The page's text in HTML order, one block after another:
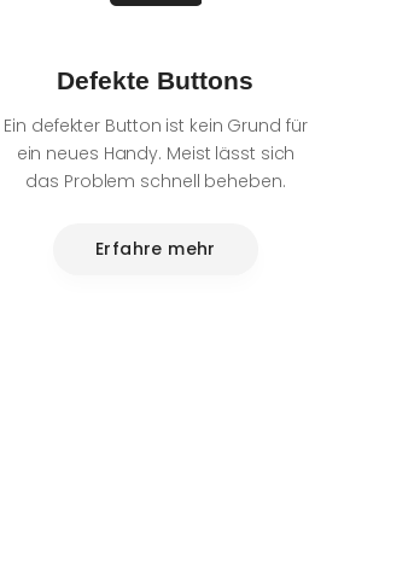
Defekte Buttons
Ein defekter Button ist kein Grund für
ein neues Handy. Meist lässt sich
das Problem schnell beheben.
Erfahre mehr